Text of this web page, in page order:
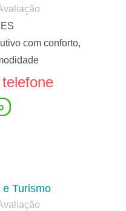
com conforto,
Turismo